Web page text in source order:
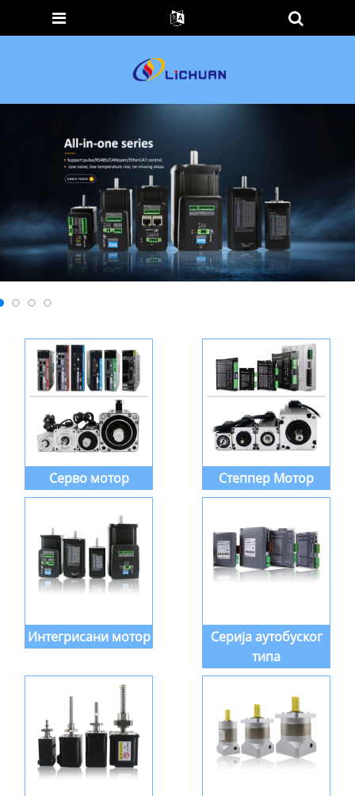
Серво мотор Степпер Мотор
Интегрисани мотор
Серија аутобуског
типа